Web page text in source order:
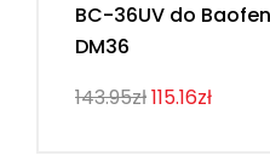
BC-36UV do
DM36
143.95zł115.16zł